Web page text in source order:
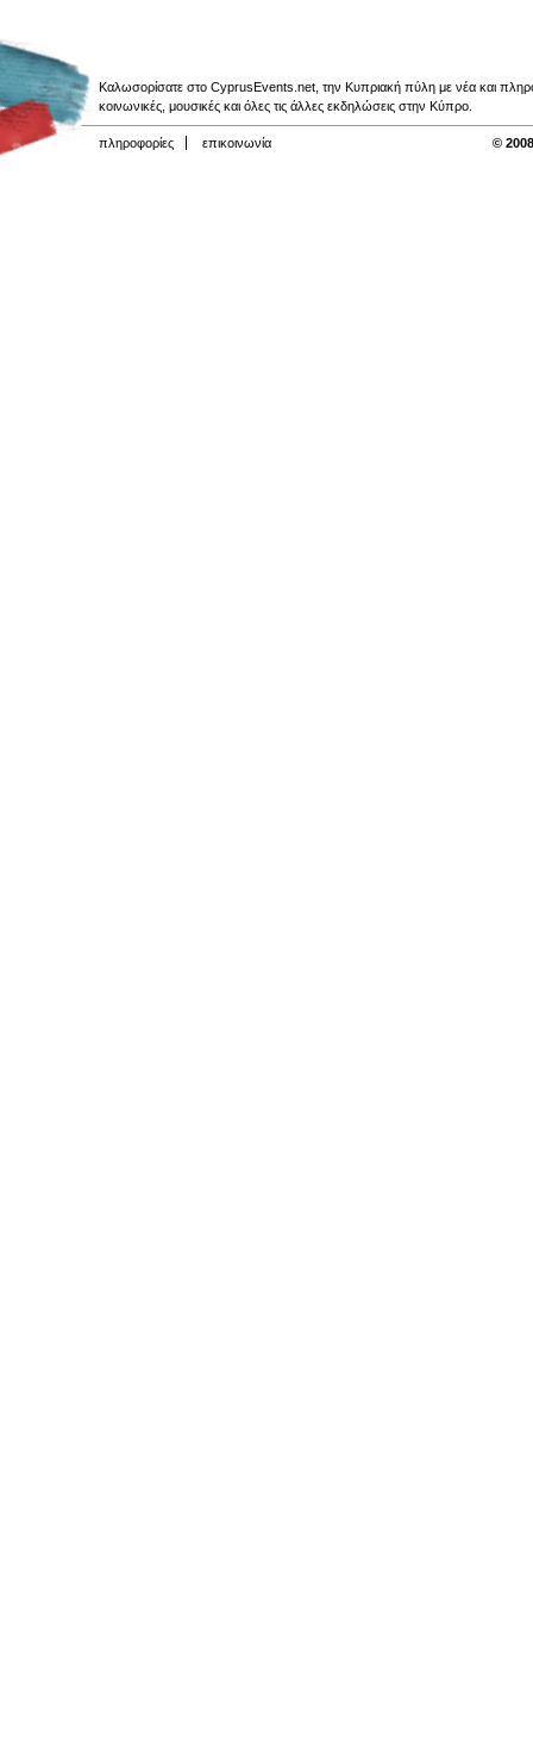
Καλωσορίσατε στο CyprusEvents.net, την Κυπριακή πύλη με νέα και
κοινωνικές, μουσικές και όλες τις άλλες εκδηλώσεις στην Κύπρο.
πληροφορίες επικοινωνία ©